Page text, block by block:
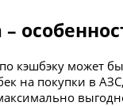
кэшбэку
покупки в